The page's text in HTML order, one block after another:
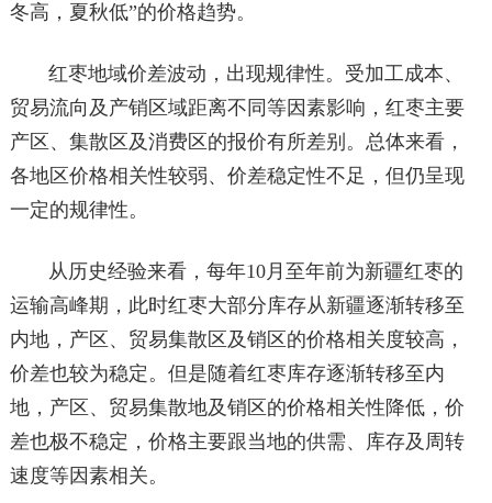
冬高，夏秋低”的价格趋势。
红枣地域价差波动，出现规律性。受加工成本、
贸易流向及产销区域距离不同等因素影响，红枣主要
产区、集散区及消费区的报价有所差别。总体来看，
各地区价格相关性较弱、价差稳定性不足，但仍呈现
一定的规律性。
从历史经验来看，每年10月至年前为新疆红枣的
运输高峰期，此时红枣大部分库存从新疆逐渐转移至
内地，产区、贸易集散区及销区的价格相关度较高，
价差也较为稳定。但是随着红枣库存逐渐转移至内
地，产区、贸易集散地及销区的价格相关性降低，价
差也极不稳定，价格主要跟当地的供需、库存及周转
速度等因素相关。